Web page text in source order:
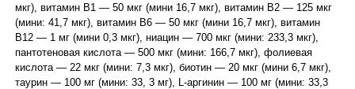
мкг), витамин B1 — 50 мкг (мини 16,7 мкг), витамин B2 — 125 мкг
(мини: 41,7 мкг), витамин B6 — 50 мкг (мини 16,7 мкг), витамин
B12 — 1 мг (мини 0,3 мкг), ниацин — 700 мкг (мини: 233,3 мкг),
пантотеновая кислота — 500 мкг (мини: 166,7 мкг), фолиевая
кислота — 22 мкг (мини: 7,3 мкг), биотин — 20 мкг (мини 6,7 мкг),
таурин — 100 мг (мини: 33, 3 мг), L-аргинин — 100 мг (мини: 33,3